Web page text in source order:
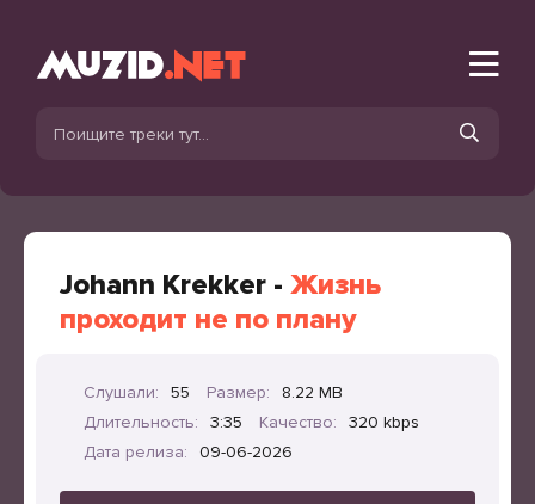
Johann Krekker - Жизнь
проходит не по плану
Слушали: 55 Размер:
8.22 MB
Длительность:
3:35 Качество:
320 kbps
Дата релиза:
09-06-2026